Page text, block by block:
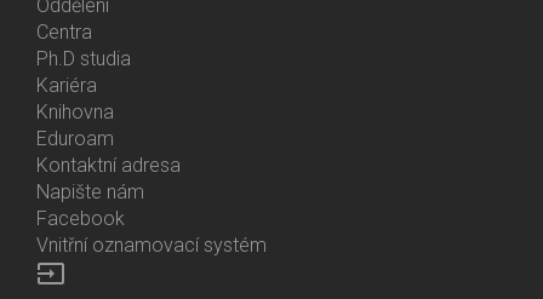
Menu
Contacts
Oddělení
Centra
Ph.D studia
Kariéra
Knihovna
Eduroam
Kontaktní adresa
Napište nám
Facebook
Vnitřní oznamovací systém
input